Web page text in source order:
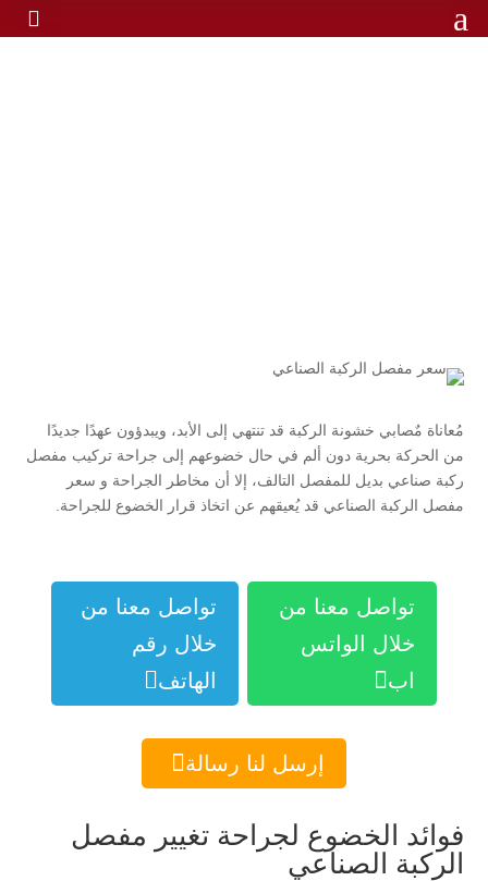
a

مُعاناة مٌصابي خشونة الركبة قد تنتهي إلى الأبد، ويبدؤون عهدًا جديدًا
من الحركة بحرية دون ألم في حال خضوعهم إلى جراحة تركيب مفصل
ركبة صناعي بديل للمفصل التالف، إلا أن مخاطر الجراحة و سعر
مفصل الركبة الصناعي قد يُعيقهم عن اتخاذ قرار الخضوع للجراحة.
تواصل معنا من
خلال الواتس
اب
تواصل معنا من
خلال رقم
الهاتف
إرسل لنا رسالة
فوائد الخضوع لجراحة تغيير مفصل
الركبة الصناعي